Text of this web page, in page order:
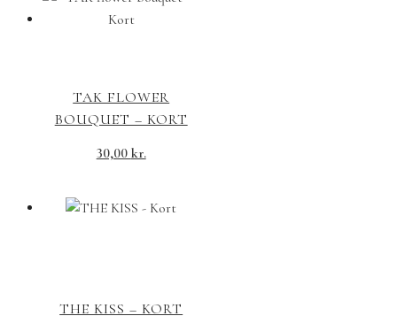
TAK FLOWER
BOUQUET – KORT
30,00 kr.
THE KISS – KORT